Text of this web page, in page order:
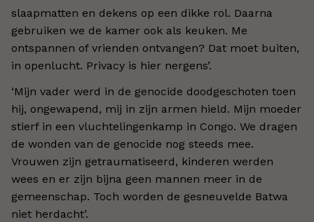
slaapmatten en dekens op een dikke rol. Daarna
gebruiken we de kamer ook als keuken. Me
ontspannen of vrienden ontvangen? Dat moet buiten,
in openlucht. Privacy is hier nergens’.
‘Mijn vader werd in de genocide doodgeschoten toen
hij, ongewapend, mij in zijn armen hield. Mijn moeder
stierf in een vluchtelingenkamp in Congo. We dragen
de wonden van de genocide nog steeds mee.
Vrouwen zijn getraumatiseerd, kinderen werden
wees en er zijn bijna geen mannen meer in de
gemeenschap. Toch worden de gesneuvelde Batwa
niet herdacht’.